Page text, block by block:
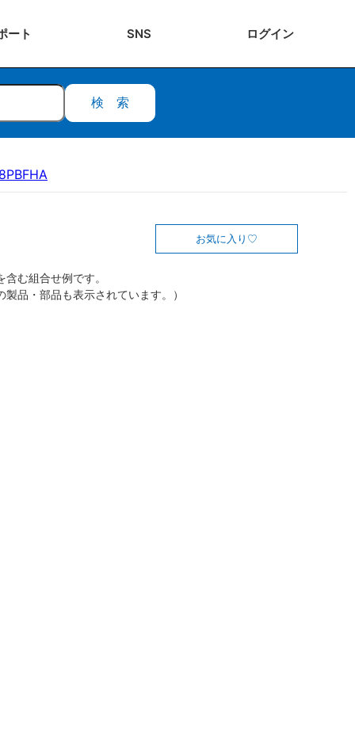
ート SNS ログイン
検索
お気に入り
む組合せ例です。
製品・部品も表示されています。）